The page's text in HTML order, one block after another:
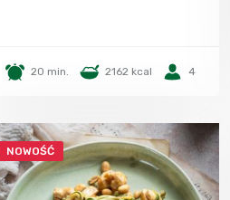
20 min. 2162 kcal 4
NOWOŚĆ